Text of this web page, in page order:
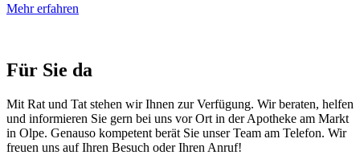
Mehr erfahren
Für Sie da
Mit Rat und Tat stehen wir Ihnen zur Verfügung. Wir beraten, helfen
und infor­mieren Sie gern bei uns vor Ort in der Apo­theke am Markt
in Olpe. Genauso kom­petent berät Sie unser Team am Telefon. Wir
freuen uns auf Ihren Besuch oder Ihren Anruf!